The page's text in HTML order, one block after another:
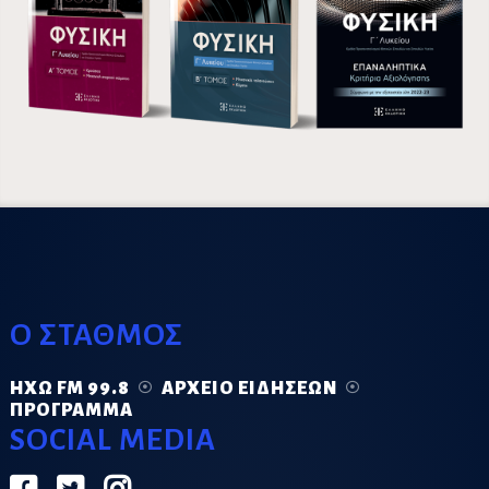
Ο ΣΤΑΘΜΟΣ
ΗΧΏ FM 99.8
ΑΡΧΕΊΟ ΕΙΔΉΣΕΩΝ
ΠΡΌΓΡΑΜΜΑ
SOCIAL MEDIA